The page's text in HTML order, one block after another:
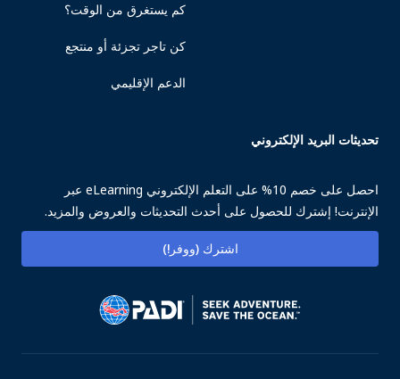
كم يستغرق من الوقت؟
كن تاجر تجزئة أو منتجع
الدعم الإقليمي
تحديثات البريد الإلكتروني
احصل على خصم 10% على التعلم الإلكتروني eLearning عبر
الإنترنت! إشترك للحصول على أحدث التحديثات والعروض والمزيد.
اشترك (ووفر!)